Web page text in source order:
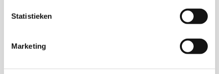
Statistieken
Marketing
Bij de sociaal-emotionele ontwikkeling horen onder andere
temperament van het kind. De sociaal-emotionele
ontwikkeling is te splitsen in de sociale en de emotionele